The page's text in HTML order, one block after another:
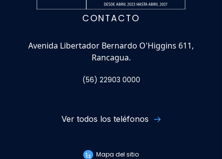
CONTACTO
Avenida Libertador Bernardo O'Higgins 611,
Rancagua.
(56) 22903 0000
Ver todos los teléfonos
Mapa del sitio